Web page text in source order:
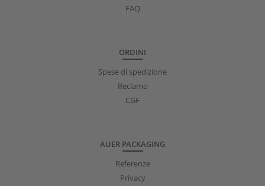
FAQ
ORDINI
Spese di spedizione
Reclamo
CGF
AUER PACKAGING
Referenze
Privacy